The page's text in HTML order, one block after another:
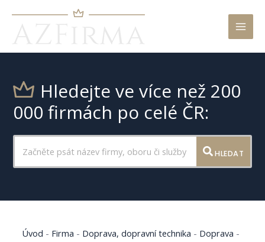
Hledejte ve více než 200
000 firmách po celé ČR:
HLEDAT
Úvod - Firma - Doprava, dopravní technika - Doprava -